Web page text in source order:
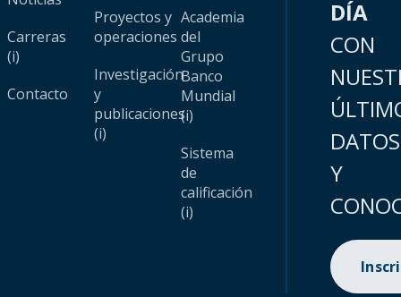
Carreras
(i)
Contacto
Proyectos y
operaciones
Investigación
y
publicaciones
(i)
Academia
del
Grupo
Banco
Mundial
(i)
Sistema
de
calificación
(i)
DÍA
CON
DATOS
Y